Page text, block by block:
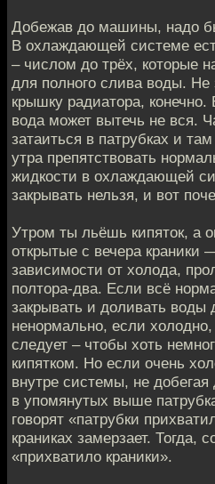
Добежав до машины, надо
В охлаждающей системе
– числом до трёх, которые
для полного слива воды. Не
крышку радиатора,
вода может вытечь не вся.
затаиться в патрубках и
утра препятствовать
жидкости в охлаждающей
закрывать нельзя, и вот
Утром ты льёшь кипяток, а
открытые с вечера краники
зависимости от холода,
полтора-два. Если всё
закрывать и доливать воды
ненормально, если холодно,
следует – чтобы хоть
кипятком. Но если очень
внутре системы, не
в упомянутых выше
говорят «патрубки
краниках замерзает. Тогда,
«прихватило краники».